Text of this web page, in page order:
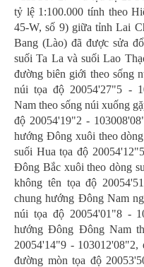
tỷ lệ 1:100.000 tính theo
45-W, số 9) giữa tỉnh Lai
Bang (Lào) đã được sửa
suối Ta La và suối Lao
đường biên giới theo sống
núi tọa độ 20054'27"5 -
Nam theo sống núi xuống
độ 20054'19"2 -
hướng Đông xuôi theo
suối Hua tọa độ
Đông Bắc xuôi theo dòng
không tên tọa độ
chung hướng Đông Nam
núi tọa độ 20054'01"8 -
hướng Đông Đông Nam
20054'14"9 - 103012'08"2,
đường mòn tọa độ